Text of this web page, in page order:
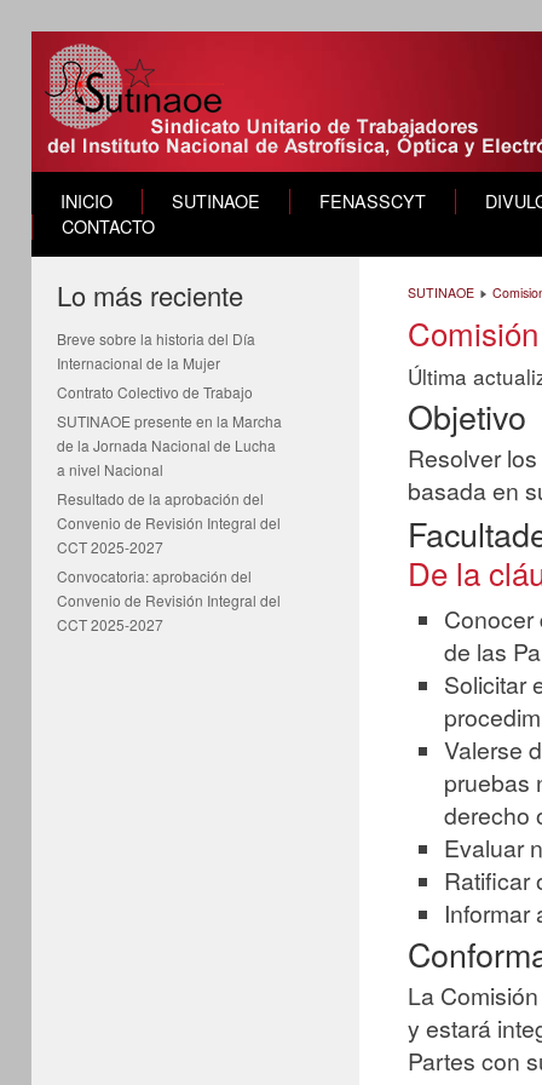
INICIO SUTINAOE FENASSCYT
CONTACTO
Lo más reciente
Breve sobre la historia del Día
Internacional de la Mujer
Contrato Colectivo de Trabajo
SUTINAOE presente en la Marcha
de la Jornada Nacional de Lucha
a nivel Nacional
Resultado de la aprobación del
Convenio de Revisión Integral del
CCT 2025-2027
Convocatoria: aprobación del
Convenio de Revisión Integral del
CCT 2025-2027
SUTINAOE
Última
Objetivo
Resolver
basada en
De la
Conocer
de las
Solicitar
Valerse
pruebas
derecho
Evaluar
Ratificar
Informar
La
y estará
Partes con